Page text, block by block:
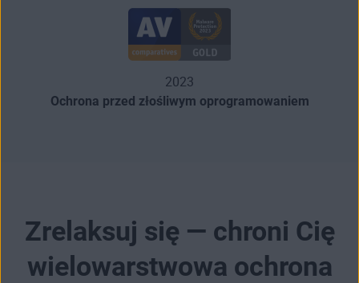
2023
Ochrona przed złośliwym oprogramowaniem
Zrelaksuj się — chroni Cię
wielowarstwowa ochrona